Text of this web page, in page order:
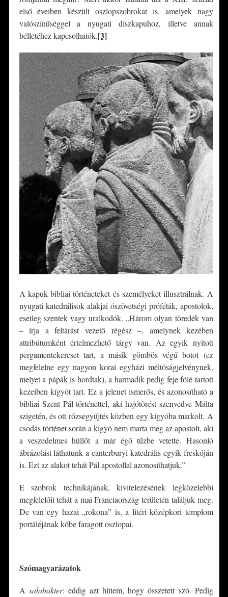
első éveiben készült oszlopszobrokat is, amelyek nagy
valószínűséggel a nyugati díszkapuhoz, illetve annak
bélletéhez kapcsolhatók.[3]
A kapuk bibliai történeteket és személyeket illusztrálnak. A
nyugati katedrálisok alakjai ószövetségi próféták, apostolok,
esetleg szentek vagy uralkodók. „Három olyan töredék van
– írja a feltárást vezető régész –, amelynek kezében
attribútumként értelmezhető tárgy van. Az egyik nyitott
pergamentekercset tart, a másik gömbös végű botot (ez
megfelelne egy nagyon korai egyházi méltóságjelvénynek,
melyet a pápák is hordtak), a harmadik pedig feje fölé tartott
kezeiben kígyót tart. Ez a jelenet ismerős, és azonosítható a
bibliai Szent Pál-történettel, aki hajótörést szenvedve Málta
szigetén, és ott rőzsegyűjtés közben egy kígyóba markolt. A
csodás történet során a kígyó nem marta meg az apostolt, aki
a veszedelmes hüllőt a már égő tűzbe vetette. Hasonló
ábrázolást láthatunk a canterburyi katedrális egyik freskóján
is. Ezt az alakot tehát Pál apostollal azonosíthatjuk.”
E szobrok technikájának, kivitelezésének legközelebbi
megfelelőit tehát a mai Franciaország területén találjuk meg.
De van egy hazai „rokona” is, a litéri középkori templom
portáléjának kőbe faragott oszlopai.
Szómagyarázatok
A salabakter: eddig azt hittem, hogy összetett szó. Pedig